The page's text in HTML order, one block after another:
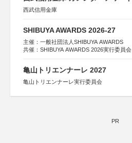
西武信用金庫
SHIBUYA AWARDS 2026-27
主催：一般社団法人SHIBUYA AWARDS
共催：SHIBUYA AWARDS 2026実行委員会
亀山トリエンナーレ 2027
亀山トリエンナーレ実行委員会
PR